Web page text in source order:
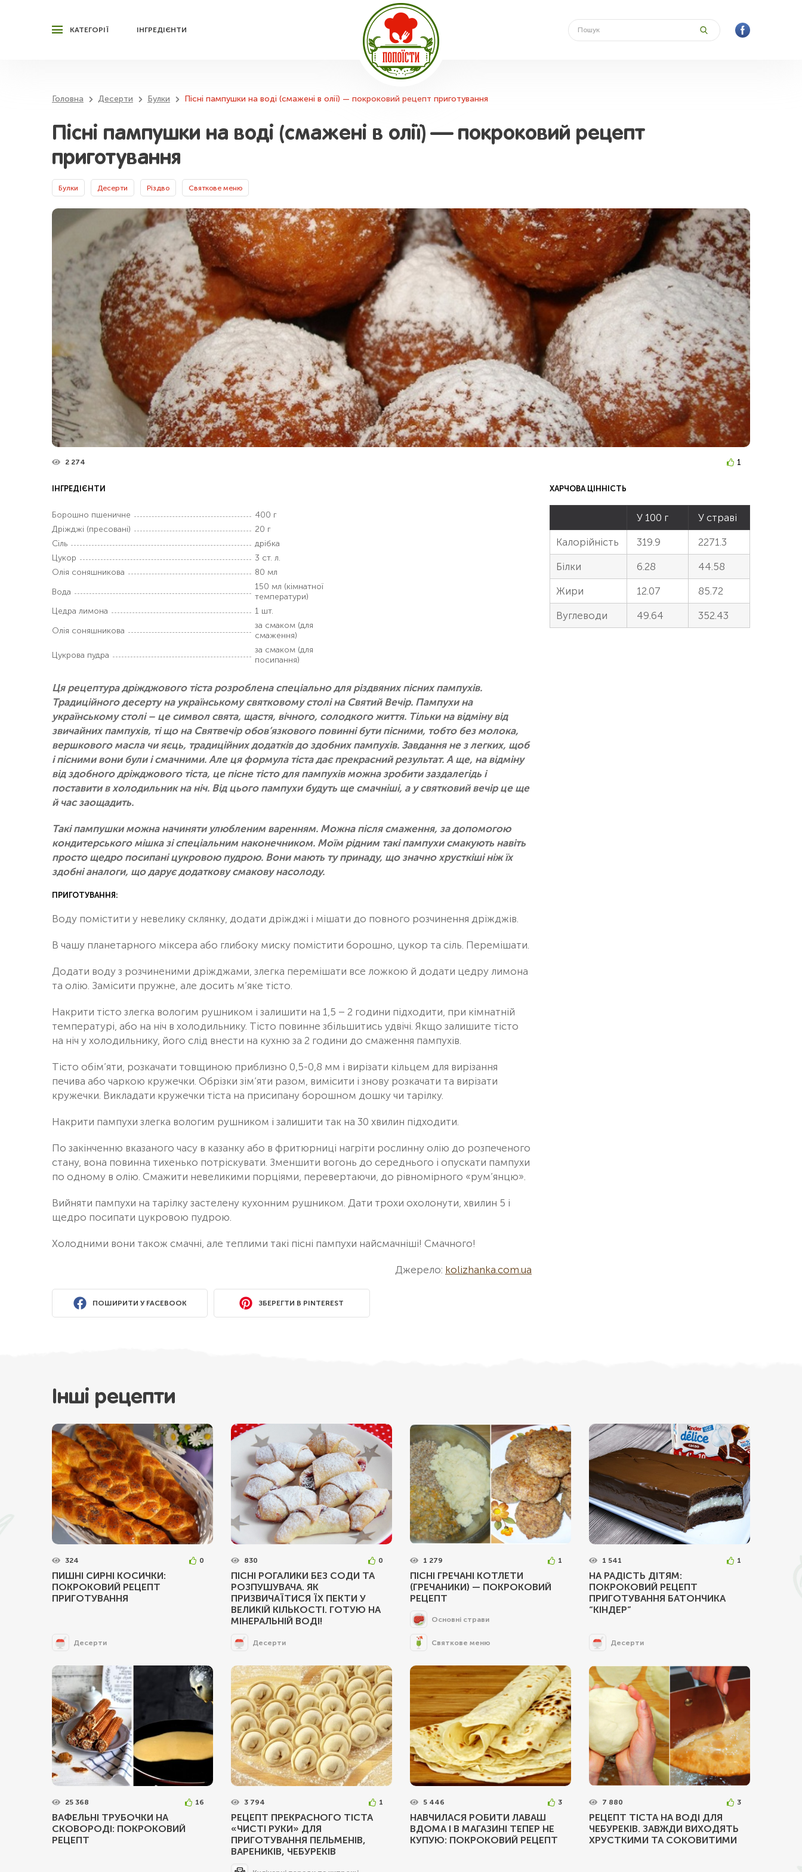
КАТЕГОРІЇ ІНГРЕДІЄНТИ
Головна Десерти Булки Пісні пампушки на воді (смажені в олії) — покроковий рецепт приготування
Пісні пампушки на воді (смажені в олії) — покроковий рецепт
приготування
Булки Десерти Різдво Святкове меню
2 274 1
ІНГРЕДІЄНТИ
Борошно пшеничне
400 г
Дріжджі (пресовані)
20 г
Сіль
дрібка
Цукор
3 ст. л.
Олія соняшникова
80 мл
Вода
150 мл (кімнатної
температури)
Цедра лимона
1 шт.
Олія соняшникова
за смаком (для
смаження)
Цукрова пудра
за смаком (для
посипання)
Ця рецептура дріжджового тіста розроблена спеціально для різдвяних пісних пампухів.
Традиційного десерту на українському святковому столі на Святий Вечір. Пампухи на
українському столі – це символ свята, щастя, вічного, солодкого життя. Тільки на відміну від
звичайних пампухів, ті що на Святвечір обов’язкового повинні бути пісними, тобто без молока,
вершкового масла чи яєць, традиційних додатків до здобних пампухів. Завдання не з легких, щоб
і пісними вони були і смачними. Але ця формула тіста дає прекрасний результат. А ще, на відміну
від здобного дріжджового тіста, це пісне тісто для пампухів можна зробити заздалегідь і
поставити в холодильник на ніч. Від цього пампухи будуть ще смачніші, а у святковий вечір це ще
й час заощадить.
Такі пампушки можна начиняти улюбленим варенням. Можна після смаження, за допомогою
кондитерського мішка зі спеціальним наконечником. Моїм рідним такі пампухи смакують навіть
просто щедро посипані цукровою пудрою. Вони мають ту принаду, що значно хрусткіші ніж їх
здобні аналоги, що дарує додаткову смакову насолоду.
ПРИГОТУВАННЯ:
Воду помістити у невелику склянку, додати дріжджі і мішати до повного розчинення дріжджів.
В чашу планетарного міксера або глибоку миску помістити борошно, цукор та сіль. Перемішати.
Додати воду з розчиненими дріжджами, злегка перемішати все ложкою й додати цедру лимона
та олію. Замісити пружне, але досить м’яке тісто.
Накрити тісто злегка вологим рушником і залишити на 1,5 – 2 години підходити, при кімнатній
температурі, або на ніч в холодильнику. Тісто повинне збільшитись удвічі. Якщо залишите тісто
на ніч у холодильнику, його слід внести на кухню за 2 години до смаження пампухів.
Тісто обім’яти, розкачати товщиною приблизно 0,5-0,8 мм і вирізати кільцем для вирізання
печива або чаркою кружечки. Обрізки зім’яти разом, вимісити і знову розкачати та вирізати
кружечки. Викладати кружечки тіста на присипану борошном дошку чи тарілку.
Накрити пампухи злегка вологим рушником і залишити так на 30 хвилин підходити.
По закінченню вказаного часу в казанку або в фритюрниці нагріти рослинну олію до розпеченого
стану, вона повинна тихенько потріскувати. Зменшити вогонь до середнього і опускати пампухи
по одному в олію. Смажити невеликими порціями, перевертаючи, до рівномірного «рум’янцю».
Вийняти пампухи на тарілку застелену кухонним рушником. Дати трохи охолонути, хвилин 5 і
щедро посипати цукровою пудрою.
Холодними вони також смачні, але теплими такі пісні пампухи найсмачніші! Смачного!
Джерело: kolizhanka.com.ua
ПОШИРИТИ У FACEBOOK ЗБЕРЕГТИ В PINTEREST
ХАРЧОВА ЦІННІСТЬ
У 100 г У страві
Калорійність 319.9 2271.3
Білки 6.28 44.58
Жири 12.07 85.72
Вуглеводи 49.64 352.43
Інші рецепти
324 0
ПИШНІ СИРНІ КОСИЧКИ:
ПОКРОКОВИЙ РЕЦЕПТ
ПРИГОТУВАННЯ
Десерти
830 0
ПІСНІ РОГАЛИКИ БЕЗ СОДИ ТА
РОЗПУШУВАЧА. ЯК
ПРИЗВИЧАЇТИСЯ ЇХ ПЕКТИ У
ВЕЛИКІЙ КІЛЬКОСТІ. ГОТУЮ НА
МІНЕРАЛЬНІЙ ВОДІ!
Десерти
1 279 1
ПІСНІ ГРЕЧАНІ КОТЛЕТИ
(ГРЕЧАНИКИ) — ПОКРОКОВИЙ
РЕЦЕПТ
Основні страви
Святкове меню
1 541 1
НА РАДІСТЬ ДІТЯМ:
ПОКРОКОВИЙ РЕЦЕПТ
ПРИГОТУВАННЯ БАТОНЧИКА
“КІНДЕР”
Десерти
25 368 16
ВАФЕЛЬНІ ТРУБОЧКИ НА
СКОВОРОДІ: ПОКРОКОВИЙ
РЕЦЕПТ
3 794 1
РЕЦЕПТ ПРЕКРАСНОГО ТІСТА
«ЧИСТІ РУКИ» ДЛЯ
ПРИГОТУВАННЯ ПЕЛЬМЕНІВ,
ВАРЕНИКІВ, ЧЕБУРЕКІВ
5 446 3
НАВЧИЛАСЯ РОБИТИ ЛАВАШ
ВДОМА І В МАГАЗИНІ ТЕПЕР НЕ
КУПУЮ: ПОКРОКОВИЙ РЕЦЕПТ
7 880 3
РЕЦЕПТ ТІСТА НА ВОДІ ДЛЯ
ЧЕБУРЕКІВ. ЗАВЖДИ ВИХОДЯТЬ
ХРУСТКИМИ ТА СОКОВИТИМИ